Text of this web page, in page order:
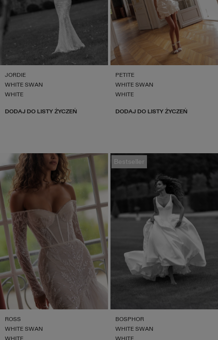
JORDIE
WHITE SWAN
WHITE
DODAJ DO LISTY ŻYCZEŃ
PETITE
WHITE SWAN
WHITE
DODAJ DO LISTY ŻYCZEŃ
ROSS
WHITE SWAN
Bestseller
BOSPHOR
WHITE SWAN